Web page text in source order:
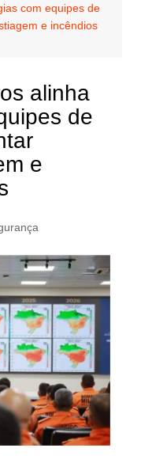
com equipes de
e incêndios
alinha
de
e